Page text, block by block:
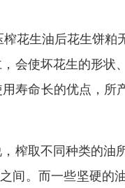
花生油后花生饼粕
会使坏花生的形状
寿命长的优点，所
榨取不同种类的油
。而一些坚硬的